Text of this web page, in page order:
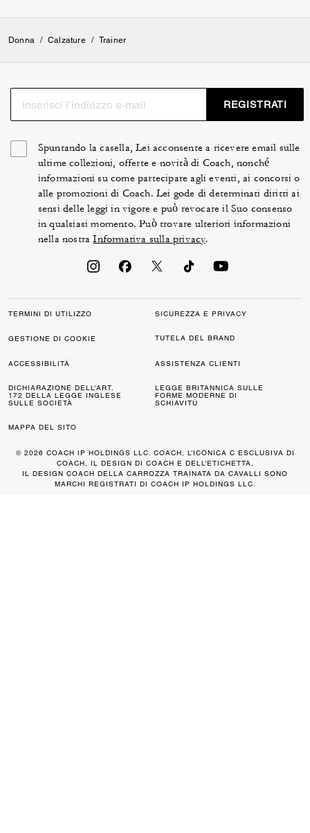
Donna / Calzature / Trainer
REGISTRATI
Spuntando la casella, Lei acconsente a ricevere email sulle
ultime collezioni, offerte e novità di Coach, nonché
informazioni su come partecipare agli eventi, ai concorsi o
alle promozioni di Coach. Lei gode di determinati diritti ai
sensi delle leggi in vigore e può revocare il Suo consenso
in qualsiasi momento. Può trovare ulteriori informazioni
nella nostraInformativa sulla privacy.
TERMINI DI UTILIZZO SICUREZZA E PRIVACY
GESTIONE DI COOKIE TUTELA DEL BRAND
ACCESSIBILITÀ ASSISTENZA CLIENTI
DICHIARAZIONE DELL’ART.
172 DELLA LEGGE INGLESE
SULLE SOCIETÀ
LEGGE BRITANNICA SULLE
FORME MODERNE DI
SCHIAVITÙ
MAPPA DEL SITO
© 2026 COACH IP HOLDINGS LLC. COACH, L’ICONICA C ESCLUSIVA DI
COACH, IL DESIGN DI COACH E DELL’ETICHETTA,
IL DESIGN COACH DELLA CARROZZA TRAINATA DA CAVALLI SONO
MARCHI REGISTRATI DI COACH IP HOLDINGS LLC.